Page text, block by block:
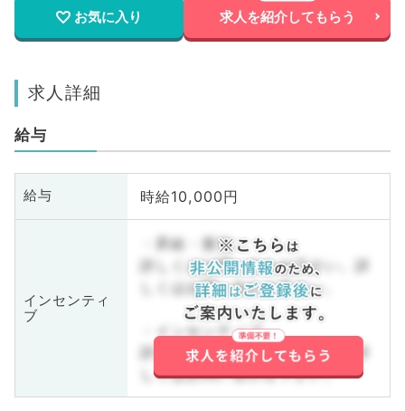
お気に入り 求人を紹介してもらう
求人詳細
給与
給与 時給10,000円
インセンティ
ブ
・昇給・賞与
詳しくはお問い合わせ下さい。詳
しくはお問い合わせ下さい。
・インセンティブ
詳しくはお問い合わせ下さい。詳
しくはお問い合わせ下さい。